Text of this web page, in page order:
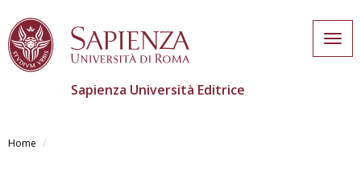
main
Sapienza Università Editrice
Home